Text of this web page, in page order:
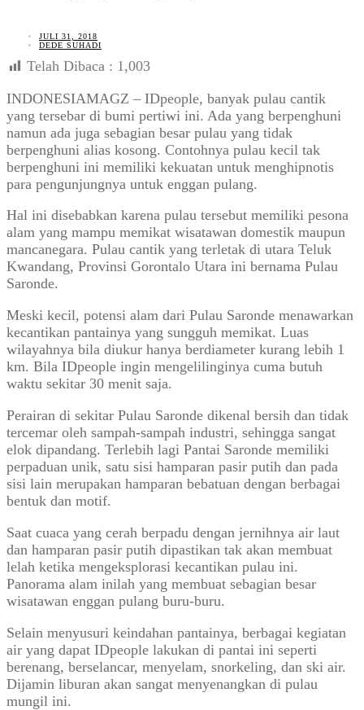
JULI 31, 2018
DEDE SUHADI
Telah Dibaca : 1,003
INDONESIAMAGZ – IDpeople, banyak pulau cantik
yang tersebar di bumi pertiwi ini. Ada yang berpenghuni
namun ada juga sebagian besar pulau yang tidak
berpenghuni alias kosong. Contohnya pulau kecil tak
berpenghuni ini memiliki kekuatan untuk menghipnotis
para pengunjungnya untuk enggan pulang.
Hal ini disebabkan karena pulau tersebut memiliki pesona
alam yang mampu memikat wisatawan domestik maupun
mancanegara. Pulau cantik yang terletak di utara Teluk
Kwandang, Provinsi Gorontalo Utara ini bernama Pulau
Saronde.
Meski kecil, potensi alam dari Pulau Saronde menawarkan
kecantikan pantainya yang sungguh memikat. Luas
wilayahnya bila diukur hanya berdiameter kurang lebih 1
km. Bila IDpeople ingin mengelilinginya cuma butuh
waktu sekitar 30 menit saja.
Perairan di sekitar Pulau Saronde dikenal bersih dan tidak
tercemar oleh sampah-sampah industri, sehingga sangat
elok dipandang. Terlebih lagi Pantai Saronde memiliki
perpaduan unik, satu sisi hamparan pasir putih dan pada
sisi lain merupakan hamparan bebatuan dengan berbagai
bentuk dan motif.
Saat cuaca yang cerah berpadu dengan jernihnya air laut
dan hamparan pasir putih dipastikan tak akan membuat
lelah ketika mengeksplorasi kecantikan pulau ini.
Panorama alam inilah yang membuat sebagian besar
wisatawan enggan pulang buru-buru.
Selain menyusuri keindahan pantainya, berbagai kegiatan
air yang dapat IDpeople lakukan di pantai ini seperti
berenang, berselancar, menyelam, snorkeling, dan ski air.
Dijamin liburan akan sangat menyenangkan di pulau
mungil ini.